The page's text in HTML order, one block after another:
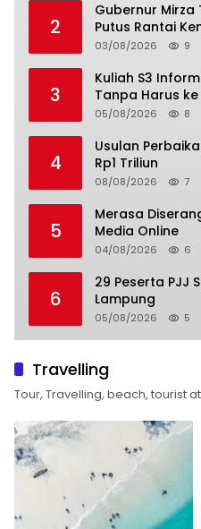
2
Gubernur Mirza
Putus Rantai
03/08/2026 9
3
Kuliah S3
Tanpa Harus
05/08/2026 8
4
Usulan
Rp1 Triliun
08/08/2026 7
5
Merasa
Media Online
04/08/2026 6
6
29 Peserta PJJ Siap
Lampung
05/08/2026 5
Travelling
Tour, Travelling, beach, tourist